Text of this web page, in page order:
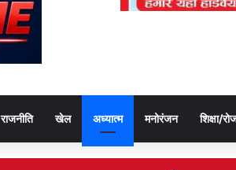
राजनीति खेल अध्यात्म मनोरंजन शिक्षा/